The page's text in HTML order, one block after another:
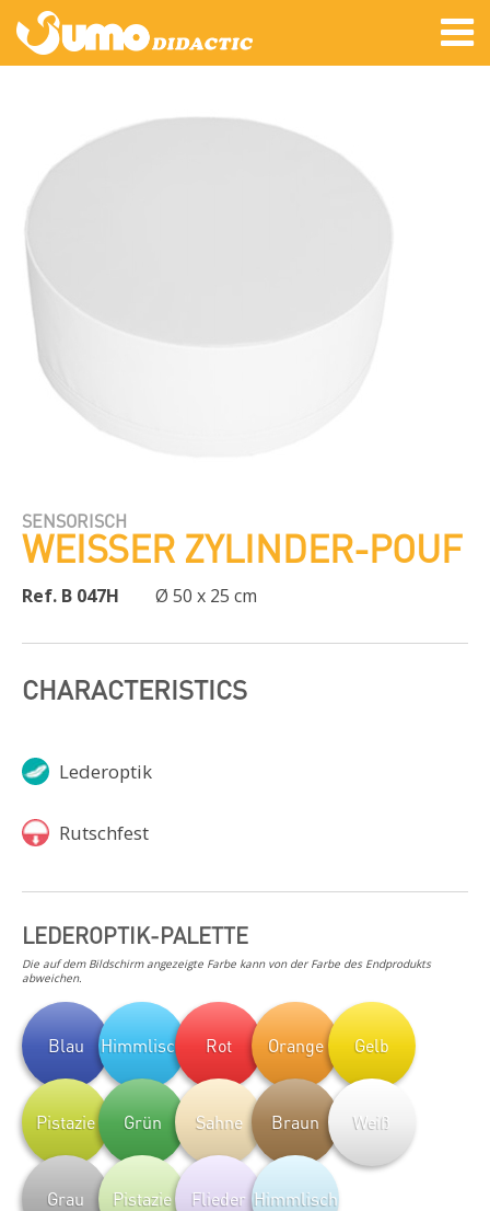
SENSORISCH
WEISSER ZYLINDER-POUF
Ref. B 047H Ø 50 x 25 cm
CHARACTERISTICS
Lederoptik
Rutschfest
LEDEROPTIK-PALETTE
Die auf dem Bildschirm angezeigte Farbe kann von der Farbe des Endprodukts
abweichen.
Blau Himmlisch Rot Orange Gelb
Pistazie Grün Sahne Braun Weiß
Grau
Pistazie
Flieder Himmlisch